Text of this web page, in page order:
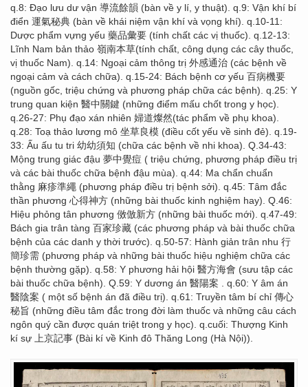
q.8: Đạo lưu dư vận 導流餘韻 (bàn về y lí, y thuật). q.9: Vận khí bí
điển 運氣秘典 (bàn về khái niệm vận khí và vọng khí). q.10-11:
Dược phẩm vựng yếu 藥品彙要 (tính chất các vị thuốc). q.12-13:
Lĩnh Nam bản thảo 嶺南本草(tính chất, công dụng các cây thuốc,
vị thuốc Nam). q.14: Ngoại cảm thông trị 外感通治 (các bệnh về
ngoại cảm và cách chữa). q.15-24: Bách bệnh cơ yếu 百病機要
(nguồn gốc, triệu chứng và phương pháp chữa các bệnh). q.25: Y
trung quan kiện 醫中關鍵 (những điểm mấu chốt trong y học).
q.26-27: Phụ đạo xán nhiên 婦道燦然(tác phẩm về phụ khoa).
q.28: Toạ thảo lương mô 坐草良模 (điều cốt yếu về sinh đẻ). q.19-
33: Ấu ấu tu tri 幼幼須知 (chữa các bệnh về nhi khoa). Q.34-43:
Mộng trung giác đậu 夢中覺痘 ( triệu chứng, phương pháp điều trị
và các bài thuốc chữa bệnh đậu mùa). q.44: Ma chẩn chuẩn
thằng 麻疹準繩 (phương pháp điều trị bệnh sởi). q.45: Tâm đắc
thần phương 心得神方 (những bài thuốc kinh nghiệm hay). Q.46:
Hiệu phỏng tân phương 傚倣新方 (những bài thuốc mới). q.47-49:
Bách gia trân tàng 百家珍藏 (các phương pháp và bài thuốc chữa
bệnh của các danh y thời trước). q.50-57: Hành giản trân nhu 行
簡珍需 (phương pháp và những bài thuốc hiệu nghiệm chữa các
bệnh thường gặp). q.58: Y phương hải hội 醫方海會 (sưu tập các
bài thuốc chữa bệnh). Q.59: Y dương án 醫陽案 . q.60: Y âm án
醫陰案 ( một số bệnh án đã điều trị). q.61: Truyền tâm bí chỉ 傳心
秘旨 (những điều tâm đắc trong đời làm thuốc và những câu cách
ngôn quý cần được quán triệt trong y học). q.cuối: Thượng Kinh
kí sự 上京記事 (Bài kí về Kinh đô Thăng Long (Hà Nội)).